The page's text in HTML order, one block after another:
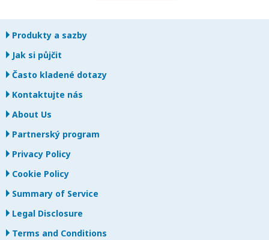
Produkty a sazby
Jak si půjčit
Často kladené dotazy
Kontaktujte nás
About Us
Partnerský program
Privacy Policy
Cookie Policy
Summary of Service
Legal Disclosure
Terms and Conditions